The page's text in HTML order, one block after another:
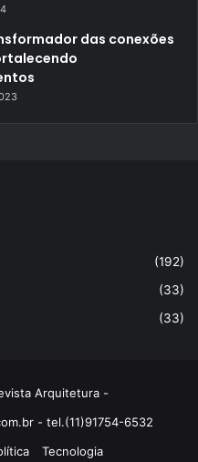
das conexões
(192)
(33)
(33)
Arquitetura -
- tel.(11)91754-6532
Tecnologia